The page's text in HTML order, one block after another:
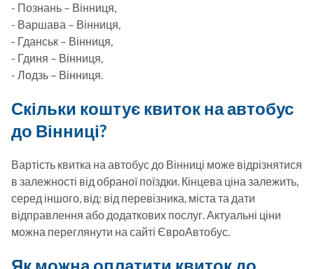
- Познань – Вінниця,
- Варшава – Вінниця,
- Гданськ – Вінниця,
- Гдиня – Вінниця,
Скільки коштує квиток на автобус
до Вінниці?
Вартість квитка на автобус до Вінниці може відрізнятися
в залежності від обраної поїздки. Кінцева ціна залежить,
серед іншого, від: від перевізника, міста та дати
відправлення або додаткових послуг. Актуальні ціни
можна переглянути на сайті ЄвроАвтобус.